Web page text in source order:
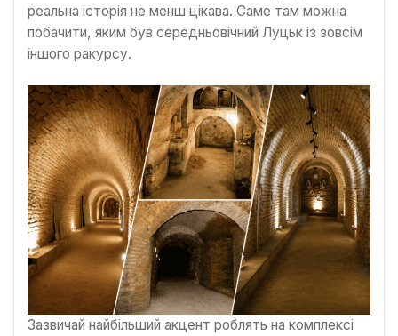
реальна історія не менш цікава. Саме там можна
побачити, яким був середньовічний Луцьк із зовсім
іншого ракурсу.
Зазвичай найбільший акцент роблять на комплексі